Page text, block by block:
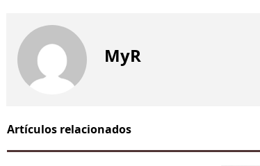
MyR
Artículos relacionados